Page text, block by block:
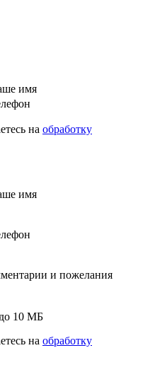
имя
на обработку
имя
и пожелания
10 МБ
на обработку